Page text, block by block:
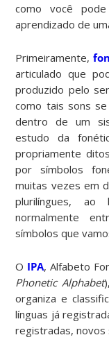
como você
aprendizado de
Primeiramente,
articulado que
produzido pelo
como tais sons
dentro de um
estudo da
propriamente
por símbolos
muitas vezes em
plurilíngues, ao
normalmente
símbolos que
O IPA, Alfabeto
Phonetic Alphabet
organiza e
línguas já
registradas, novos